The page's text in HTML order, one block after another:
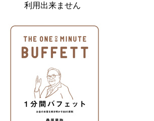
利用出来ません